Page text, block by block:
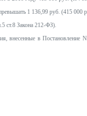
1 136,99 руб. (415 000
ст.8 Закона 212-ФЗ).
внесенные в Постановление